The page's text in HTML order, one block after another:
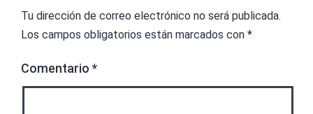
Tu dirección de correo electrónico no será publicada.
Los campos obligatorios están marcados con *
Comentario *